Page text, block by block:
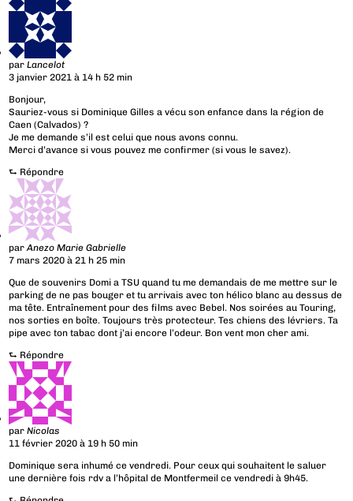
parLancelot
3 janvier 2021 à 14 h 52 min
Bonjour,
Sauriez-vous si Dominique Gilles a vécu son enfance dans la région de
Caen (Calvados) ?
Je me demande s’il est celui que nous avons connu.
Merci d’avance si vous pouvez me confirmer (si vous le savez).
⮑ Répondre
parAnezo Marie Gabrielle
7 mars 2020 à 21 h 25 min
Que de souvenirs Domi a TSU quand tu me demandais de me mettre sur le
parking de ne pas bouger et tu arrivais avec ton hélico blanc au dessus de
ma tête. Entraînement pour des films avec Bebel. Nos soirées au Touring,
nos sorties en boîte. Toujours très protecteur. Tes chiens des lévriers. Ta
pipe avec ton tabac dont j’ai encore l’odeur. Bon vent mon cher ami.
⮑ Répondre
parNicolas
11 février 2020 à 19 h 50 min
Dominique sera inhumé ce vendredi. Pour ceux qui souhaitent le saluer
une dernière fois rdv a l’hôpital de Montfermeil ce vendredi à 9h45.